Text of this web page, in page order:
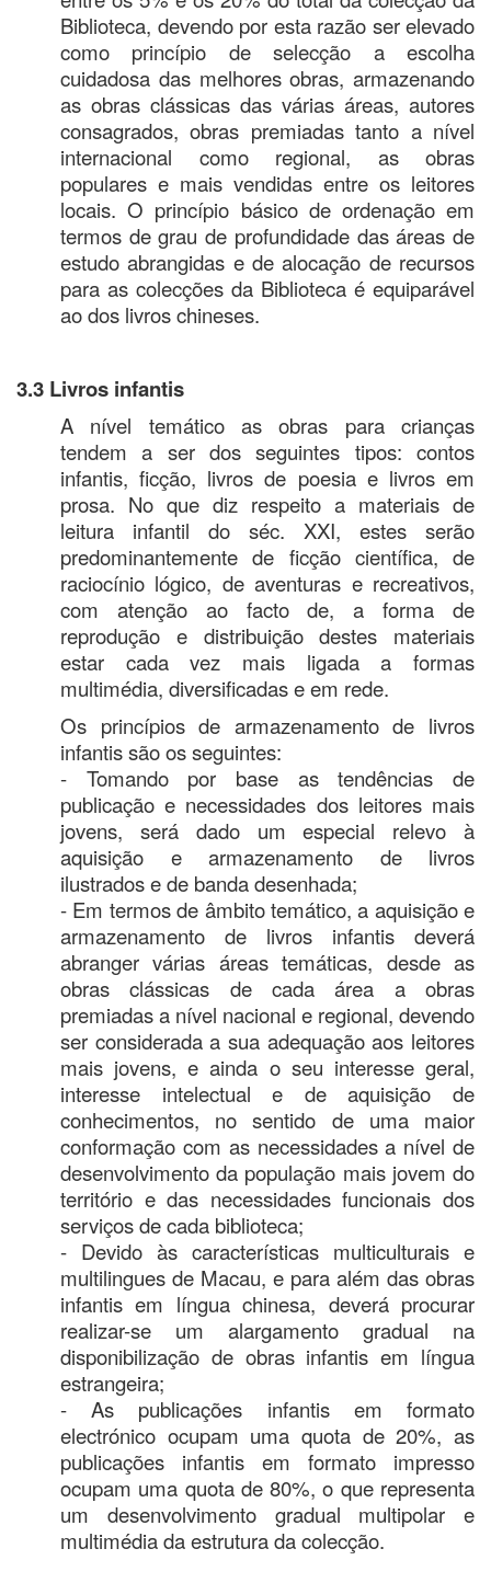
Biblioteca, devendo por esta razão ser elevado
como princípio de selecção a escolha
cuidadosa das melhores obras, armazenando
as obras clássicas das várias áreas, autores
consagrados, obras premiadas tanto a nível
internacional como regional, as obras
populares e mais vendidas entre os leitores
locais. O princípio básico de ordenação em
termos de grau de profundidade das áreas de
estudo abrangidas e de alocação de recursos
para as colecções da Biblioteca é equiparável
ao dos livros chineses.
3.3 Livros infantis
A nível temático as obras para crianças
tendem a ser dos seguintes tipos: contos
infantis, ficção, livros de poesia e livros em
prosa. No que diz respeito a materiais de
leitura infantil do séc. XXI, estes serão
predominantemente de ficção científica, de
raciocínio lógico, de aventuras e recreativos,
com atenção ao facto de, a forma de
reprodução e distribuição destes materiais
estar cada vez mais ligada a formas
multimédia, diversificadas e em rede.
Os princípios de armazenamento de livros
infantis são os seguintes:
- Tomando por base as tendências de
publicação e necessidades dos leitores mais
jovens, será dado um especial relevo à
aquisição e armazenamento de livros
ilustrados e de banda desenhada;
- Em termos de âmbito temático, a aquisição e
armazenamento de livros infantis deverá
abranger várias áreas temáticas, desde as
obras clássicas de cada área a obras
premiadas a nível nacional e regional, devendo
ser considerada a sua adequação aos leitores
mais jovens, e ainda o seu interesse geral,
interesse intelectual e de aquisição de
conhecimentos, no sentido de uma maior
conformação com as necessidades a nível de
desenvolvimento da população mais jovem do
território e das necessidades funcionais dos
serviços de cada biblioteca;
- Devido às características multiculturais e
multilingues de Macau, e para além das obras
infantis em língua chinesa, deverá procurar
realizar-se um alargamento gradual na
disponibilização de obras infantis em língua
estrangeira;
- As publicações infantis em formato
electrónico ocupam uma quota de 20%, as
publicações infantis em formato impresso
ocupam uma quota de 80%, o que representa
um desenvolvimento gradual multipolar e
multimédia da estrutura da colecção.